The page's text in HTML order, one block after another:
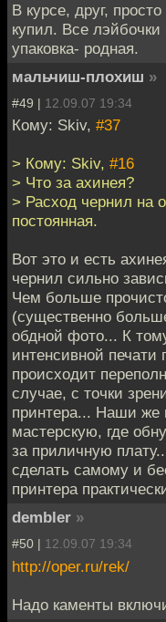
В курсе, друг,
купил. Все лэйбочки
упаковка- родная.
мальчиш-плохиш »
#49 | 12.09.07 19:34
Кому: Skiv, #37
> Кому: Skiv, #16
> Что за ахинея?
> Расход чернил на
постоянная.
Вот это и есть
чернил сильно
Чем больше
(существенно
обдной фото... К
интенсивной печати
происходит
случае, с точки
принтера... Наши же
мастерскую, где
за приличную
сделать самому и
принтера
dembler »
#50 | 12.09.07 19:34
http://oper.ru/rek/
Надо каменты